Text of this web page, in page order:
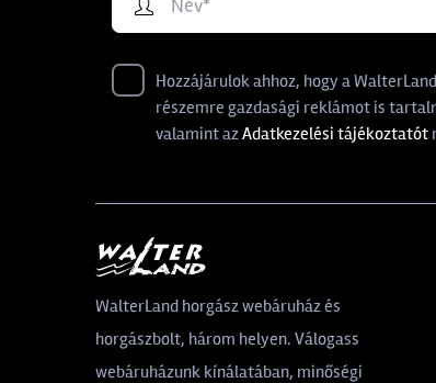
Hozzájárulok ahhoz, hogy a
részemre gazdasági reklámot is
valamint azAdatkezelési tájékoztatót
WalterLand horgász webáruház és
horgászbolt, három helyen. Válogass
webáruházunk kínálatában, minőségi